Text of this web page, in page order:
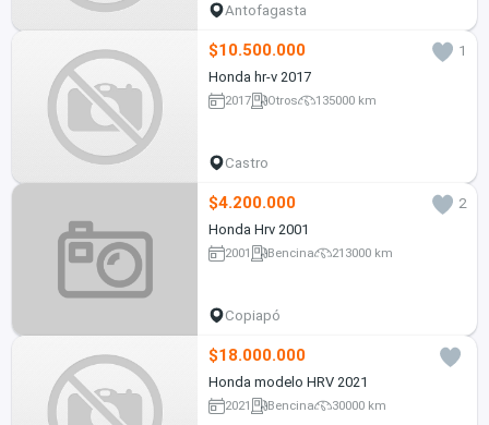
Antofagasta
$10.500.000
1
Honda hr-v 2017
2017 Otros 135000 km
Castro
$4.200.000
2
Honda Hrv 2001
2001 Bencina 213000 km
Copiapó
$18.000.000
Honda modelo HRV 2021
2021 Bencina 30000 km